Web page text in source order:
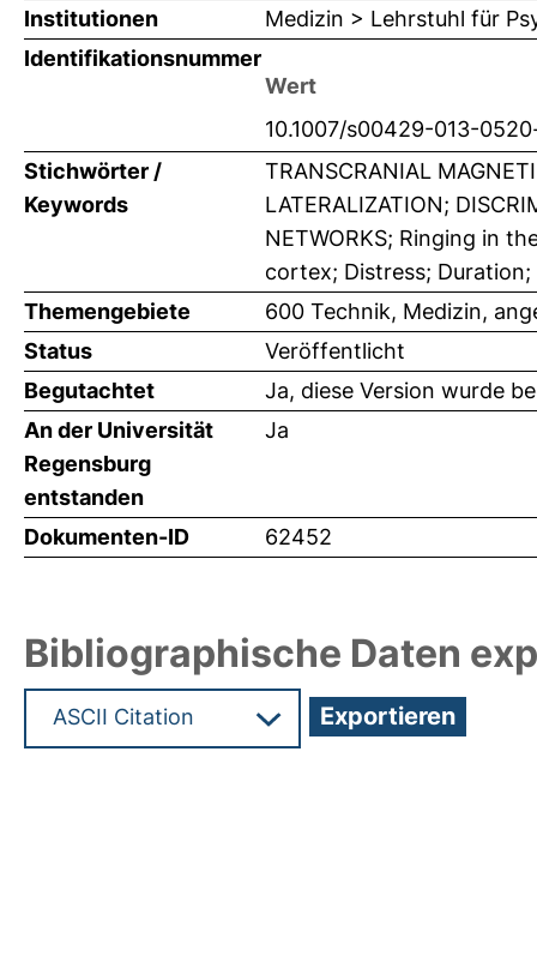
Institutionen
Medizin > Lehrstuhl für
Identifikationsnummer
Wert
10.1007/s00429-013-
Stichwörter /
Keywords
TRANSCRANIAL
LATERALIZATION;
NETWORKS; Ringing in
cortex; Distress;
Themengebiete
600 Technik, Medizin,
Status
Veröffentlicht
Begutachtet
Ja, diese Version wurde
An der Universität
Regensburg
entstanden
Ja
Dokumenten-ID 62452
Bibliographische Daten